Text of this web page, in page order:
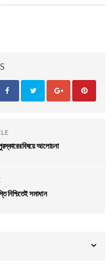
বিষয়ে আলোচনা
নিশ্চিতেই সমাধান